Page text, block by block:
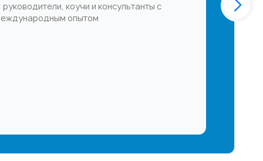
коучи и консультанты с
опытом